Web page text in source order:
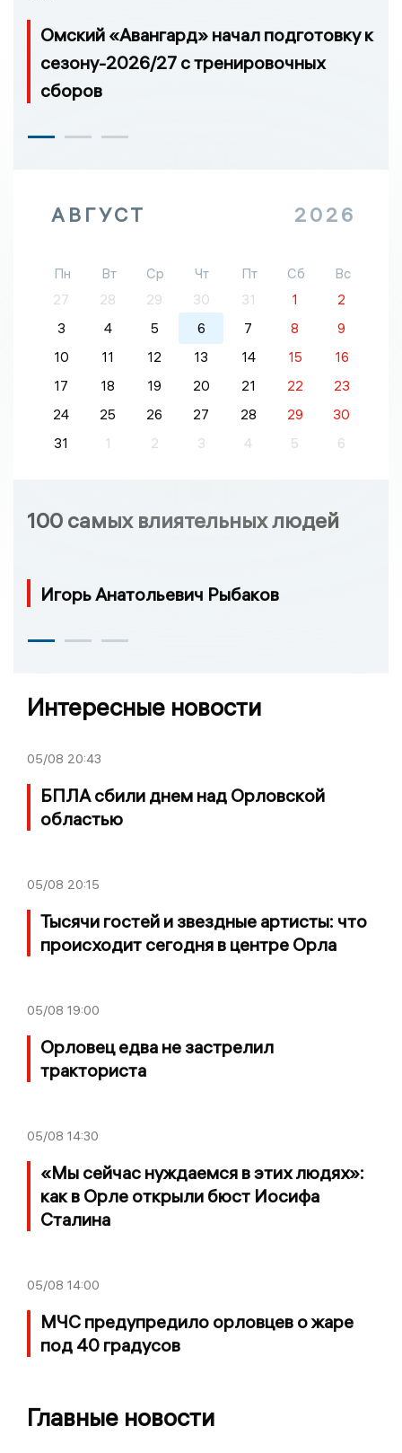
Омский «Авангард» начал подготовку к
сезону-2026/27 с тренировочных
сборов
АВГУСТ 2026
Пн Вт Ср Чт Пт Сб
Вс
27
28 29 30 31 1
2
3
4 5 6 7 8
9
10
11 12 13 14 15
16
17
18 19 20 21 22
23
24
25 26 27 28 29
30
31
1 2 3 4 5 6
100 самых влиятельных людей
Игорь Анатольевич Рыбаков
Интересные новости
05/08 20:43
БПЛА сбили днем над Орловской
областью
05/08 20:15
Тысячи гостей и звездные артисты: что
происходит сегодня в центре Орла
05/08 19:00
Орловец едва не застрелил
тракториста
05/08 14:30
«Мы сейчас нуждаемся в этих людях»:
как в Орле открыли бюст Иосифа
Сталина
05/08 14:00
МЧС предупредило орловцев о жаре
под 40 градусов
Главные новости